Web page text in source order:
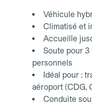
Véhicule
Climatisé et
Accueille
Soute pour 3
personnels
Idéal pour :
aéroport (CDG,
Conduite